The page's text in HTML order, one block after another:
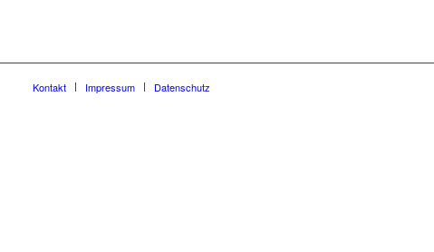
Kontakt Impressum Datenschutz